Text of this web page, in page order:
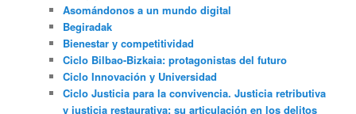
Asomándonos a un mundo digital
Begiradak
Bienestar y competitividad
Ciclo Bilbao-Bizkaia: protagonistas del futuro
Ciclo Innovación y Universidad
Ciclo Justicia para la convivencia. Justicia retributiva
y justicia restaurativa: su articulación en los delitos